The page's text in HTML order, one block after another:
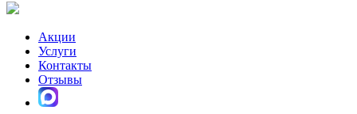
Акции
Услуги
Контакты
Отзывы